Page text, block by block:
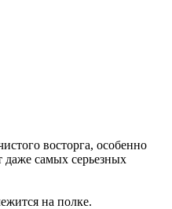
восторга, особенно
даже самых серьезных
на полке.